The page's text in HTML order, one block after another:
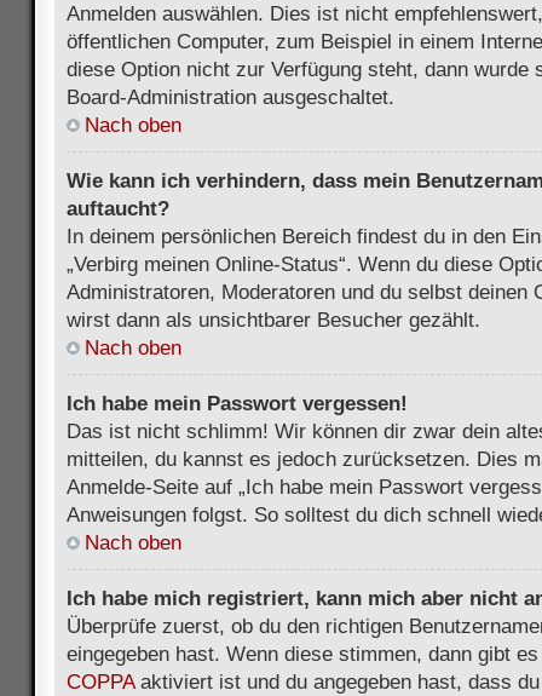
Anmelden auswählen. Dies ist nicht
öffentlichen Computer, zum Beispiel in einem
diese Option nicht zur Verfügung steht, dann wurde
Board-Administration ausgeschaltet.
Nach oben
Wie kann ich verhindern, dass mein
auftaucht?
In deinem persönlichen Bereich findest du in den
„Verbirg meinen Online-Status“. Wenn du diese
Administratoren, Moderatoren und du selbst deinen
wirst dann als unsichtbarer Besucher gezählt.
Nach oben
Ich habe mein Passwort vergessen!
Das ist nicht schlimm! Wir können dir zwar dein
mitteilen, du kannst es jedoch zurücksetzen. Dies
Anmelde-Seite auf „Ich habe mein Passwort
Anweisungen folgst. So solltest du dich schnell
Nach oben
Ich habe mich registriert, kann mich aber nicht
Überprüfe zuerst, ob du den richtigen
eingegeben hast. Wenn diese stimmen, dann gibt
COPPAaktiviert ist und du angegeben hast, dass